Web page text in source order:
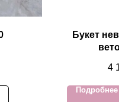
Букет
4
Подробнее